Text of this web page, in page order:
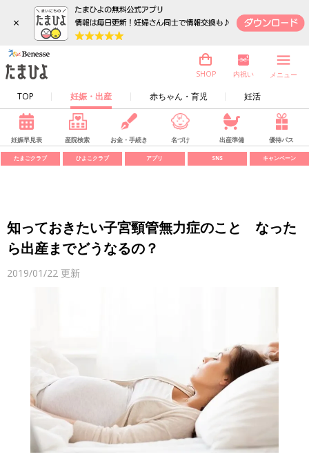
×
TOP 妊娠・出産 赤ちゃん・育児 妊活
SHOP 内祝い メニュー
妊娠早見表 産院検索 お金・手続き 名づけ 出産準備 優待パス
たまごクラブ ひよこクラブ アプリ SNS キャンペーン
知っておきたい子宮頸管無力症のこと なった
ら出産までどうなるの？
2019/01/22 更新